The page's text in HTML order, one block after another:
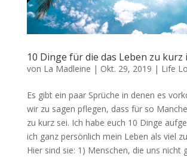
10 Dinge für die das Leben zu kurz
von La Madleine | Okt. 29, 2019 | Life
Es gibt ein paar Sprüche in denen es
wir zu sagen pflegen, dass für so
zu kurz sei. Ich habe euch 10 Dinge
ich ganz persönlich mein Leben als viel
Hier sind sie: 1) Menschen, die uns nicht